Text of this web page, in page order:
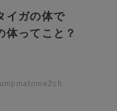
イガの体で
体ってこと？